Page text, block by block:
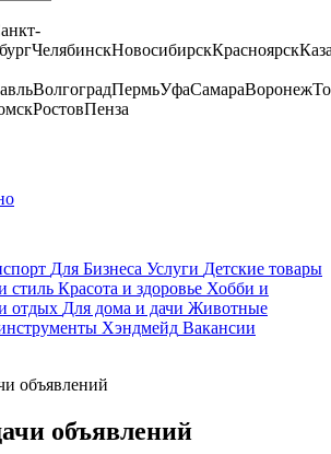
ЧелябинскНовосибирскКрасноярск
ВолгоградПермьУфаСамараВоронеж
РостовПенза
Для Бизнеса Услуги Детские товары
стиль Красота и здоровье Хобби и
отдых Для дома и дачи Животные
Хэндмейд Вакансии
объявлений
объявлений